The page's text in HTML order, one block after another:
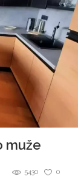
muže
0
5430